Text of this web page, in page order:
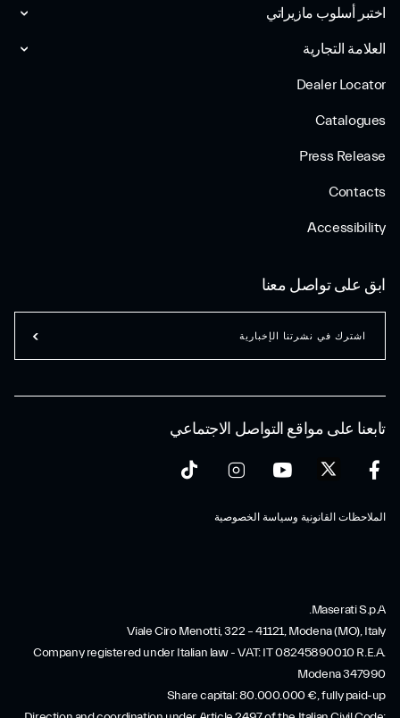
اختبر أسلوب مازیراتي
العلامة التجارية
Dealer Locator
Catalogues
Press Release
Contacts
Accessibility
تابعنا على مواقع التواصل الاجتماعي
الملاحظات القانونية وسياسة الخصوصية
ابق على تواصل معنا
اشترك في نشرتنا الإخبارية
Maserati S.p.A.
Viale Ciro Menotti, 322 – 41121, Modena (MO), Italy
Company registered under Italian law - VAT: IT 08245890010 R.E.A.
Modena 347990
Share capital: 80.000.000 €, fully paid-up